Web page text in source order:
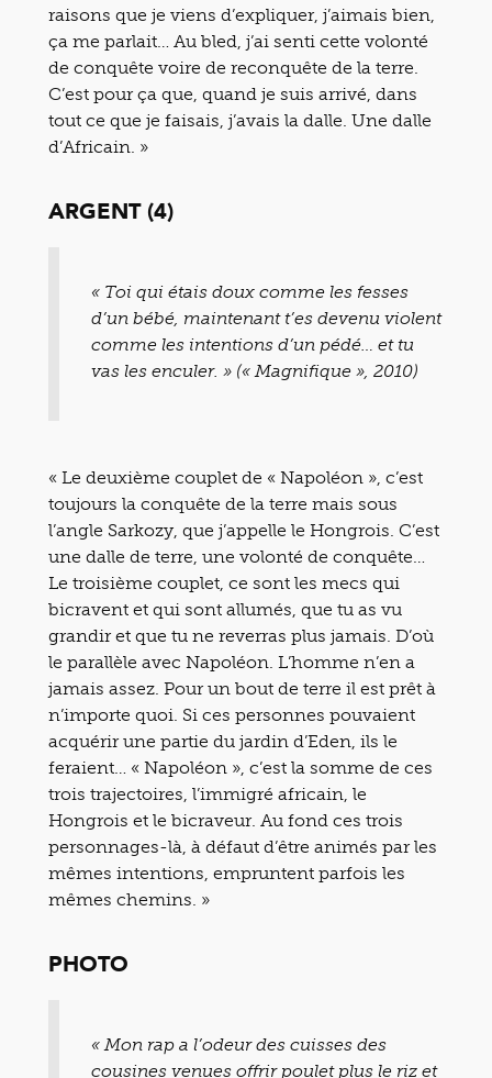
raisons que je viens d’expliquer, j’aimais bien,
ça me parlait… Au bled, j’ai senti cette volonté
de conquête voire de reconquête de la terre.
C’est pour ça que, quand je suis arrivé, dans
tout ce que je faisais, j’avais la dalle. Une dalle
d’Africain. »
ARGENT (4)
« Toi qui étais doux comme les fesses
d’un bébé, maintenant t’es devenu violent
comme les intentions d’un pédé… et tu
vas les enculer. » (« Magnifique », 2010)
« Le deuxième couplet de « Napoléon », c’est
toujours la conquête de la terre mais sous
l’angle Sarkozy, que j’appelle le Hongrois. C’est
une dalle de terre, une volonté de conquête…
Le troisième couplet, ce sont les mecs qui
bicravent et qui sont allumés, que tu as vu
grandir et que tu ne reverras plus jamais. D’où
le parallèle avec Napoléon. L’homme n’en a
jamais assez. Pour un bout de terre il est prêt à
n’importe quoi. Si ces personnes pouvaient
acquérir une partie du jardin d’Eden, ils le
feraient… « Napoléon », c’est la somme de ces
trois trajectoires, l’immigré africain, le
Hongrois et le bicraveur. Au fond ces trois
personnages-là, à défaut d’être animés par les
mêmes intentions, empruntent parfois les
mêmes chemins. »
PHOTO
« Mon rap a l’odeur des cuisses des
cousines venues offrir poulet plus le riz et